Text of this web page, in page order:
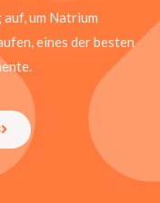
um Natrium
eines der besten